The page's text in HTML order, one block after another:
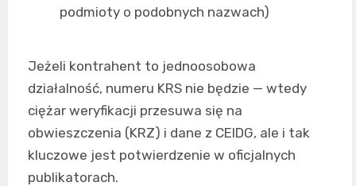
podmioty o podobnych nazwach)
Jeżeli kontrahent to jednoosobowa
działalność, numeru KRS nie będzie — wtedy
ciężar weryfikacji przesuwa się na
obwieszczenia (KRZ) i dane z CEIDG, ale i tak
kluczowe jest potwierdzenie w oficjalnych
publikatorach.